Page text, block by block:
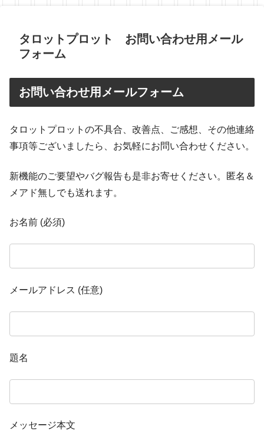
タロットプロット お問い合わせ用メール
フォーム
お問い合わせ用メールフォーム
タロットプロットの不具合、改善点、ご感想、その他連絡
事項等ございましたら、お気軽にお問い合わせください。
新機能のご要望やバグ報告も是非お寄せください。匿名＆
メアド無しでも送れます。
お名前 (必須)
メールアドレス (任意)
題名
メッセージ本文